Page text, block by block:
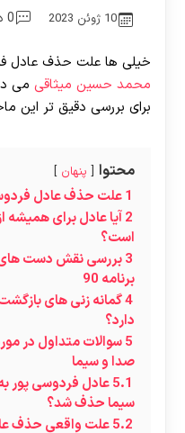
10 ژوئن 2023 0 دیدگاه
خیلی ها علت حذف عادل
محمد حسین میثاقی می
برای بررسی دقیق تر این
محتوا پنهان
1علت حذف عادل
2آیا عادل برای همیشه
است؟
3بررسی نقش دست
برنامه 90
4گمانه زنی های
دارد؟
5سوالات متداول در
صدا و سیما
5.1عادل فردوسی پور
سیما حذف شد؟
5.2علت واقعی حذف